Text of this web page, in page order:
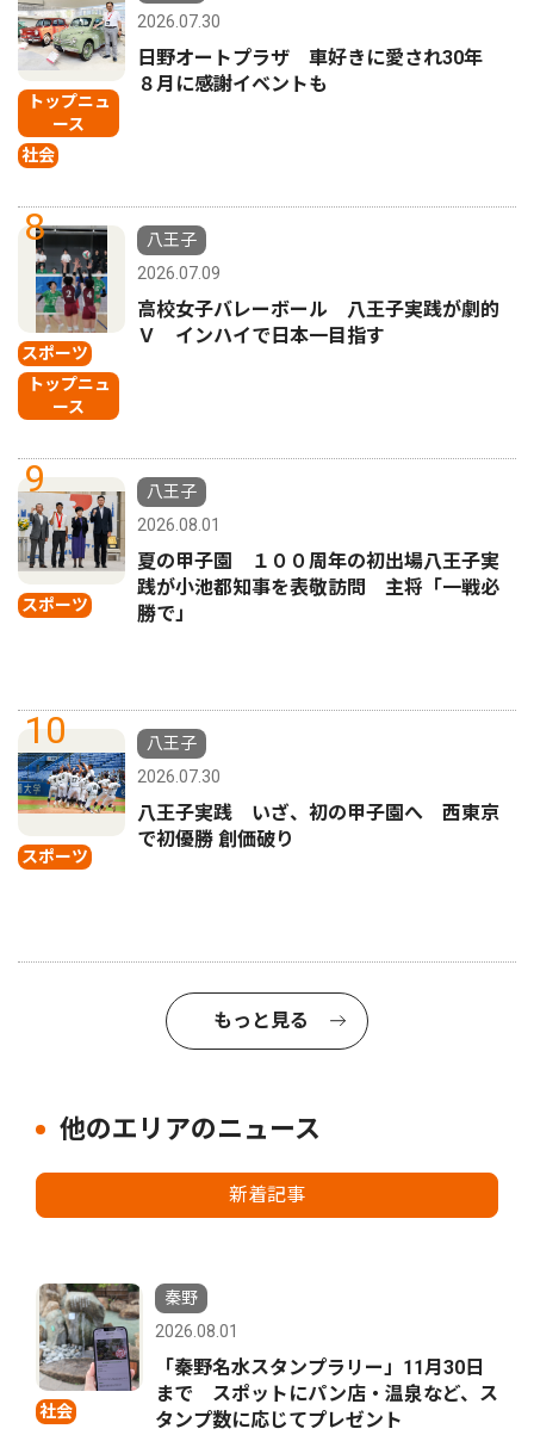
トップニュ
ース
社会
2026.07.30
日野オートプラザ 車好きに愛され30年
８月に感謝イベントも
8
スポーツ
トップニュ
ース
八王子
2026.07.09
高校女子バレーボール 八王子実践が劇的
Ｖ インハイで日本一目指す
9
スポーツ
八王子
2026.08.01
夏の甲子園 １００周年の初出場八王子実
践が小池都知事を表敬訪問 主将「一戦必
勝で」
10
スポーツ
八王子
2026.07.30
八王子実践 いざ、初の甲子園へ 西東京
で初優勝 創価破り
もっと見る
他のエリアのニュース
新着記事
社会
秦野
2026.08.01
「秦野名水スタンプラリー」11月30日
まで スポットにパン店・温泉など、ス
タンプ数に応じてプレゼント